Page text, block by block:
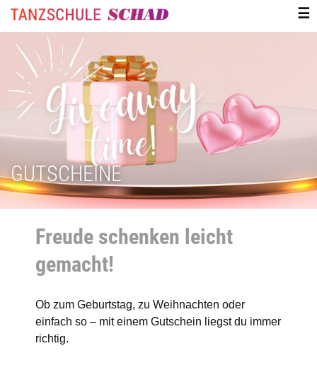
☰
ZUM
GUTSCHEINE
Freude schenken leicht
gemacht!
Ob zum Geburtstag, zu Weihnachten oder
einfach so – mit einem Gutschein liegst du immer
richtig.